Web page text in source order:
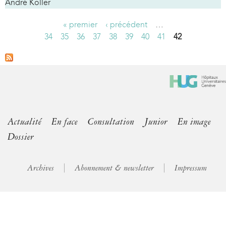
André Koller
a
« premier ‹ précédent
…
34
35 36 37 38 39 40 41 42
Actualité En face Consultation Junior
En image
Dossier
Archives Abonnement & newsletter Impressum